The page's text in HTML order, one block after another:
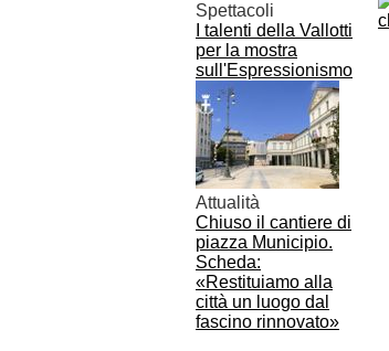
Spettacoli
I talenti della Vallotti
per la mostra
sull'Espressionismo
Attualità
Chiuso il cantiere di
piazza Municipio.
Scheda:
«Restituiamo alla
città un luogo dal
fascino rinnovato»